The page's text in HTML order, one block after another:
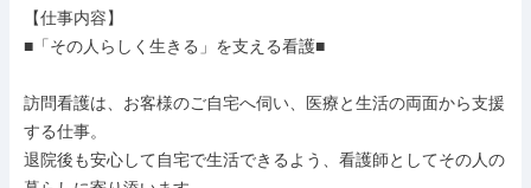
【仕事内容】
■「その人らしく生きる」を支える看護■
訪問看護は、お客様のご自宅へ伺い、医療と生活の両面から支援
する仕事。
退院後も安心して自宅で生活できるよう、看護師としてその人の